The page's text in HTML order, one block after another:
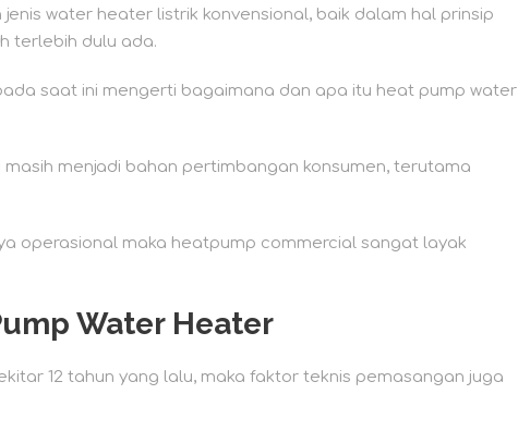
water heater listrik konvensional, baik dalam hal prinsip
terlebih dulu ada.
saat ini mengerti bagaimana dan apa itu heat pump water
menjadi bahan pertimbangan konsumen, terutama
operasional maka heatpump commercial sangat layak
Water Heater
12 tahun yang lalu, maka faktor teknis pemasangan juga